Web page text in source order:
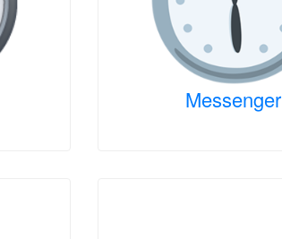
Messenger